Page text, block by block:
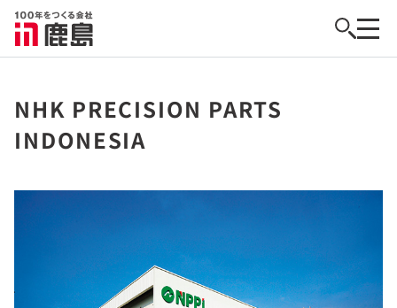
NHK PRECISION PARTS
INDONESIA